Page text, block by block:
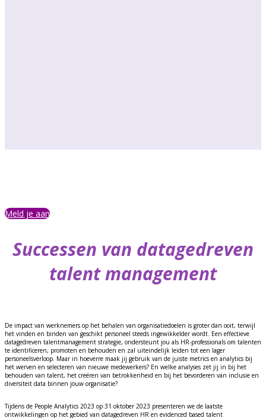
Meld je aan
Successen van datagedreven
talent management
De impact van werknemers op het behalen van organisatiedoelen is groter dan ooit, terwijl
het vinden en binden van geschikt personeel steeds ingewikkelder wordt. Een effectieve
datagedreven talentmanagement strategie, ondersteunt jou als HR-professionals om talenten
te identificeren, promoten en behouden en zal uiteindelijk leiden tot een lager
personeelsverloop. Maar in hoeverre maak jij gebruik van de juiste metrics en analytics bij
het werven en selecteren van nieuwe medewerkers? En welke analyses zet jij in bij het
behouden van talent, het creëren van betrokkenheid en bij het bevorderen van inclusie en
diversiteit data binnen jouw organisatie?
Tijdens de People Analytics 2023 op 31 oktober 2023 presenteren we de laatste
ontwikkelingen op het gebied van datagedreven HR en evidenced based talent